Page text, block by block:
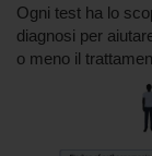
Ogni test ha lo
diagnosi per
o meno il